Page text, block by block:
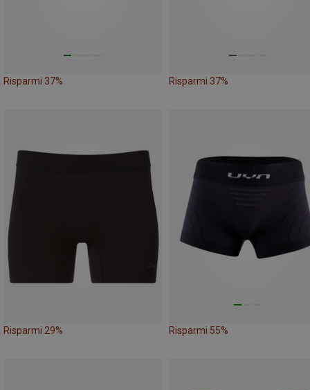
Risparmi 37% Risparmi 37%
Risparmi 29% Risparmi 55%